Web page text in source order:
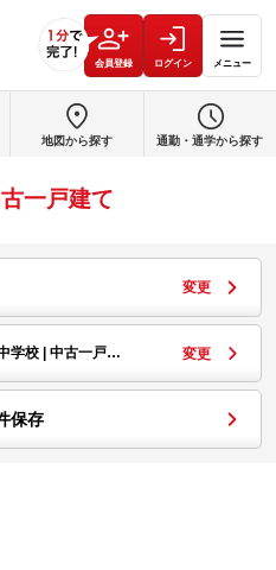
会員登録 ログイン メニュー
一戸建て
変更
学校 | 中古一戸… 変更
保存
地図から探す 通勤・通学から探す